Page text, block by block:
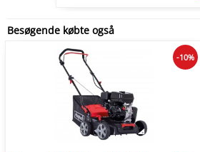
Besøgende købte også
-10%